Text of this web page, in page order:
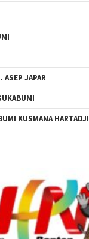
ASEP JAPAR
KUSMANA HARTADJI